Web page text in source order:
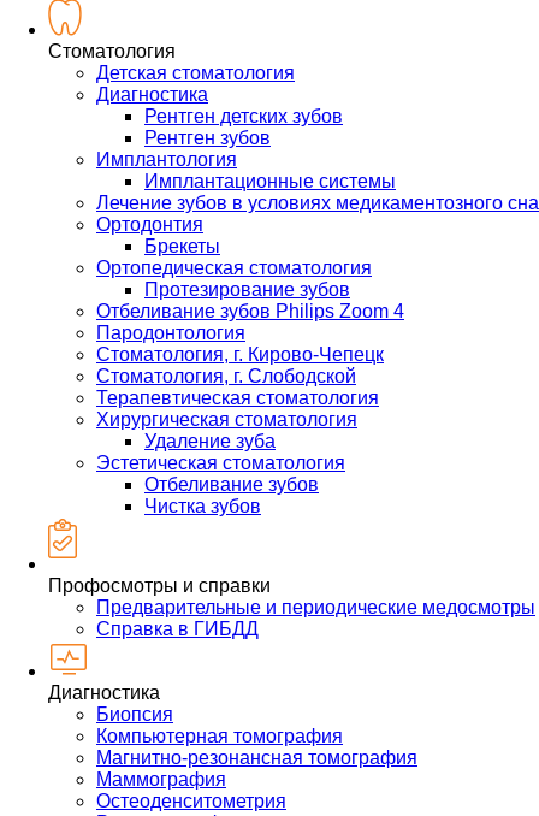
Стоматология
Детская стоматология
Диагностика
Рентген детских зубов
Рентген зубов
Имплантология
Имплантационные системы
Лечение зубов в условиях медикаментозного сна
Ортодонтия
Брекеты
Ортопедическая стоматология
Протезирование зубов
Отбеливание зубов Philips Zoom 4
Пародонтология
Стоматология, г. Кирово-Чепецк
Стоматология, г. Слободской
Терапевтическая стоматология
Хирургическая стоматология
Удаление зуба
Эстетическая стоматология
Отбеливание зубов
Чистка зубов
Профосмотры и справки
Предварительные и периодические медосмотры
Справка в ГИБДД
Диагностика
Биопсия
Компьютерная томография
Магнитно-резонансная томография
Маммография
Остеоденситометрия